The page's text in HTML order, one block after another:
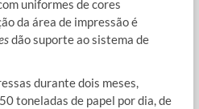
uniformes de cores
da área de impressão é
dão suporte ao sistema de
durante dois meses,
toneladas de papel por dia, de